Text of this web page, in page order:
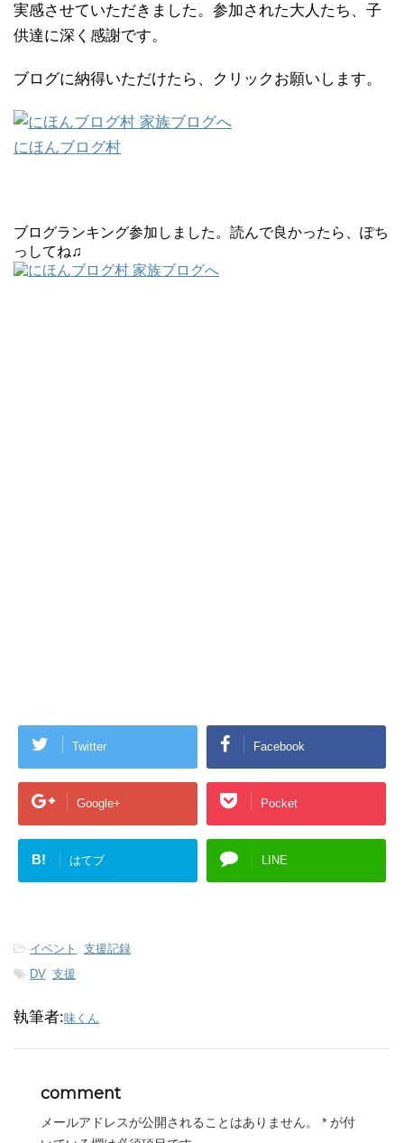
実感させていただきました。参加された大人たち、子
供達に深く感謝です。
ブログに納得いただけたら、クリックお願いします。
にほんブログ村
ブログランキング参加しました。読んで良かったら、ぽち
っしてね♫
Twitter Facebook
Google+ Pocket
B! はてブ LINE
-イベント
支援記録
-DV, 支援
執筆者:味くん
comment
メールアドレスが公開されることはありません。 * が付